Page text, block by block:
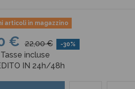
articoli in magazzino
€ 22,00 € -30%
Tasse incluse
IN 24h/48h